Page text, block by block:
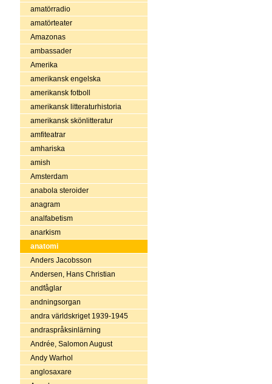
amatörradio
amatörteater
Amazonas
ambassader
Amerika
amerikansk engelska
amerikansk fotboll
amerikansk litteraturhistoria
amerikansk skönlitteratur
amfiteatrar
amhariska
amish
Amsterdam
anabola steroider
anagram
analfabetism
anarkism
anatomi
Anders Jacobsson
Andersen, Hans Christian
andfåglar
andningsorgan
andra världskriget 1939-1945
andraspråksinlärning
Andrée, Salomon August
Andy Warhol
anglosaxare